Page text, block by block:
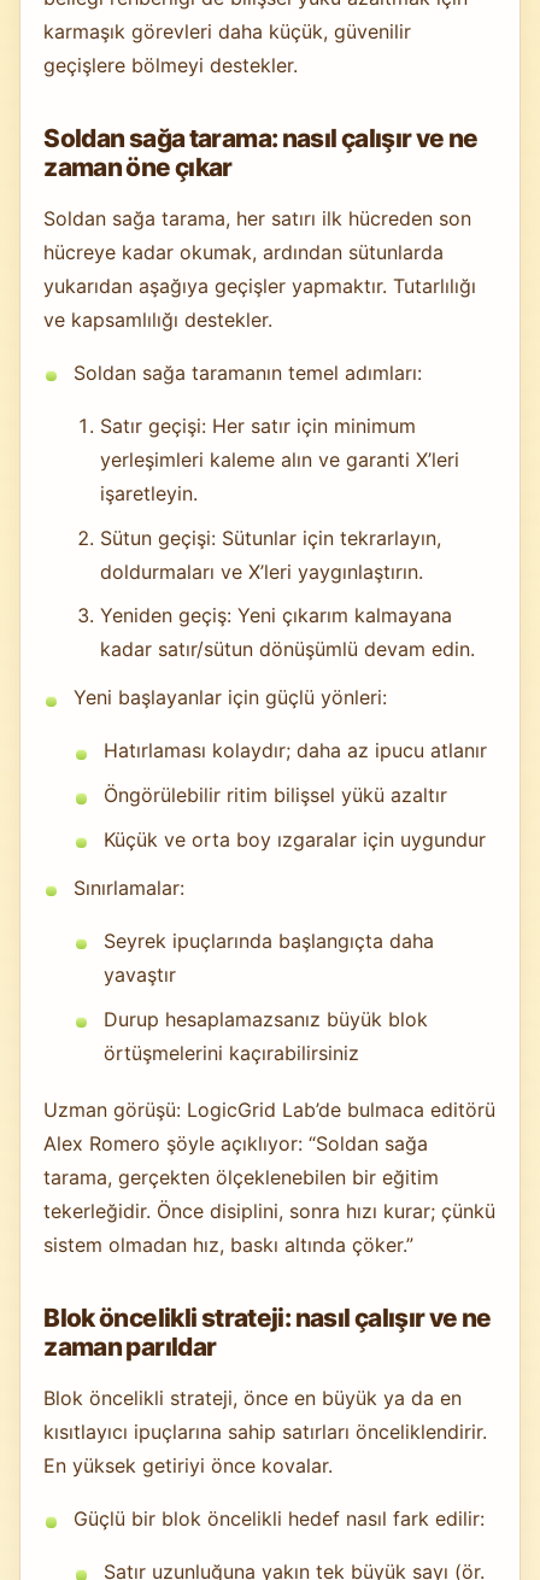
karmaşık görevleri daha küçük, güvenilir
geçişlere bölmeyi destekler.
Soldan sağa tarama: nasıl çalışır ve ne
zaman öne çıkar
Soldan sağa tarama, her satırı ilk hücreden son
hücreye kadar okumak, ardından sütunlarda
yukarıdan aşağıya geçişler yapmaktır. Tutarlılığı
ve kapsamlılığı destekler.
Soldan sağa taramanın temel adımları:
Satır geçişi: Her satır için minimum
yerleşimleri kaleme alın ve garanti X’leri
işaretleyin.
Sütun geçişi: Sütunlar için tekrarlayın,
doldurmaları ve X’leri yaygınlaştırın.
Yeniden geçiş: Yeni çıkarım kalmayana
kadar satır/sütun dönüşümlü devam edin.
Yeni başlayanlar için güçlü yönleri:
Hatırlaması kolaydır; daha az ipucu atlanır
Öngörülebilir ritim bilişsel yükü azaltır
Küçük ve orta boy ızgaralar için uygundur
Sınırlamalar:
Seyrek ipuçlarında başlangıçta daha
yavaştır
Durup hesaplamazsanız büyük blok
örtüşmelerini kaçırabilirsiniz
Uzman görüşü: LogicGrid Lab’de bulmaca editörü
Alex Romero şöyle açıklıyor: “Soldan sağa
tarama, gerçekten ölçeklenebilen bir eğitim
tekerleğidir. Önce disiplini, sonra hızı kurar; çünkü
sistem olmadan hız, baskı altında çöker.”
Blok öncelikli strateji: nasıl çalışır ve ne
zaman parıldar
Blok öncelikli strateji, önce en büyük ya da en
kısıtlayıcı ipuçlarına sahip satırları önceliklendirir.
En yüksek getiriyi önce kovalar.
Güçlü bir blok öncelikli hedef nasıl fark edilir:
Satır uzunluğuna yakın tek büyük sayı (ör.